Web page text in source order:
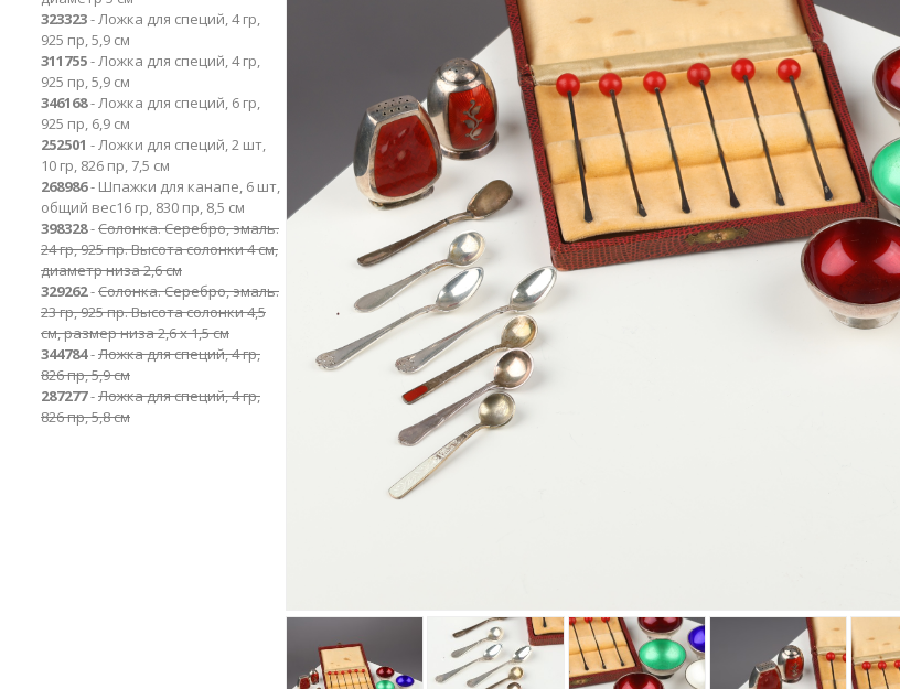
323323- Ложка для специй, 4 гр,
925 пр, 5,9 см
311755- Ложка для специй, 4 гр,
925 пр, 5,9 см
346168- Ложка для специй, 6 гр,
925 пр, 6,9 см
252501 - Ложки для специй, 2 шт,
10 гр, 826 пр, 7,5 см
268986- Шпажки для канапе, 6 шт,
общий вес16 гр, 830 пр, 8,5 см
398328-Солонка. Серебро, эмаль.
24 гр, 925 пр. Высота солонки 4 см,
диаметр низа 2,6 см
329262-Солонка. Серебро, эмаль.
23 гр, 925 пр. Высота солонки 4,5
см, размер низа 2,6 х 1,5 см
344784-Ложка для специй, 4 гр,
826 пр, 5,9 см
287277-Ложка для специй, 4 гр,
826 пр, 5,8 см